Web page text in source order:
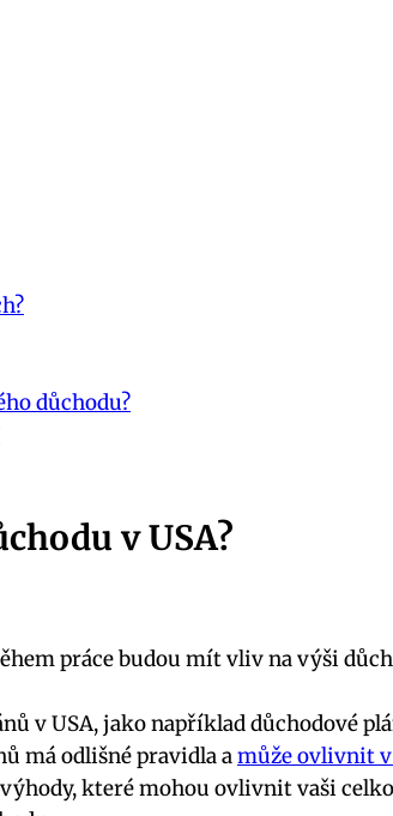
důchodu?
v USA?
práce budou mít vliv na výši
v USA, jako například důchodové
má odlišné pravidla amůže ovlivnit
které mohou ovlivnit vaši